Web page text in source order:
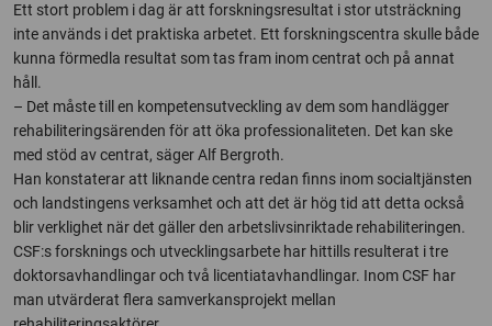
Ett stort problem i dag är att forskningsresultat i stor utsträckning
inte används i det praktiska arbetet. Ett forskningscentra skulle både
kunna förmedla resultat som tas fram inom centrat och på annat
håll.
– Det måste till en kompetensutveckling av dem som handlägger
rehabiliteringsärenden för att öka professionaliteten. Det kan ske
med stöd av centrat, säger Alf Bergroth.
Han konstaterar att liknande centra redan finns inom socialtjänsten
och landstingens verksamhet och att det är hög tid att detta också
blir verklighet när det gäller den arbetslivsinriktade rehabiliteringen.
CSF:s forsknings och utvecklingsarbete har hittills resulterat i tre
doktorsavhandlingar och två licentiatavhandlingar. Inom CSF har
man utvärderat flera samverkansprojekt mellan